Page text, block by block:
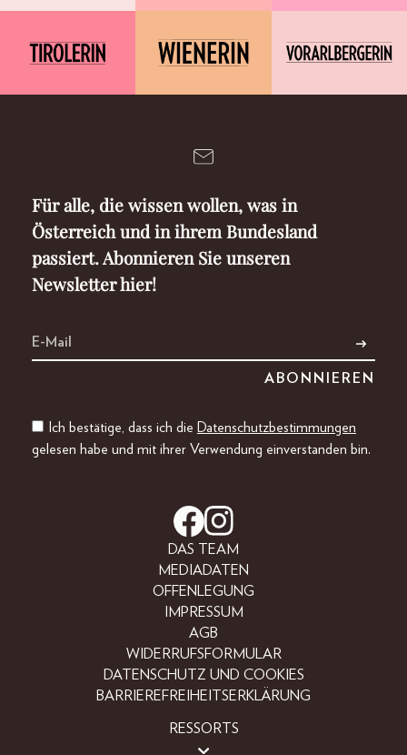
Für alle, die wissen wollen, was in
Österreich und in ihrem Bundesland
passiert. Abonnieren Sie unseren
Newsletter hier!
Ich bestätige, dass ich die Datenschutzbestimmungen
gelesen habe und mit ihrer Verwendung einverstanden bin.
DAS TEAM
MEDIADATEN
OFFENLEGUNG
IMPRESSUM
AGB
WIDERRUFSFORMULAR
DATENSCHUTZ UND COOKIES
BARRIEREFREIHEITSERKLÄRUNG
RESSORTS